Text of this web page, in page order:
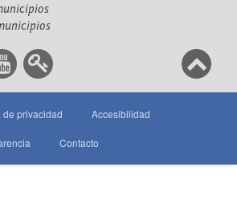
de privacidad Accesibilidad
Contacto